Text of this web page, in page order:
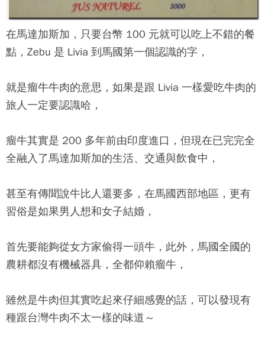
在馬達加斯加，只要台幣 100 元就可以吃上不錯的餐
點，Zebu 是 Livia 到馬國第一個認識的字，
就是瘤牛牛肉的意思，如果是跟 Livia 一樣愛吃牛肉的
旅人一定要認識哈，
瘤牛其實是 200 多年前由印度進口，但現在已完完全
全融入了馬達加斯加的生活、交通與飲食中，
甚至有傳聞說牛比人還要多，在馬國西部地區，更有
習俗是如果男人想和女子結婚，
首先要能夠從女方家偷得一頭牛，此外，馬國全國的
農耕都沒有機械器具，全都仰賴瘤牛，
雖然是牛肉但其實吃起來仔細感覺的話，可以發現有
種跟台灣牛肉不太一樣的味道～